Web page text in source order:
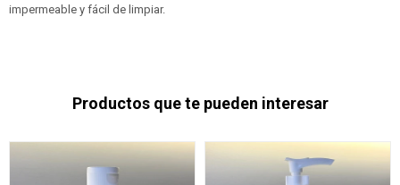
impermeable y fácil de limpiar.
Productos que te pueden interesar